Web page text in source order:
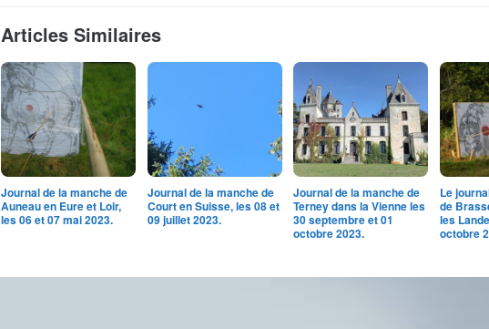
Articles Similaires
Journal de la manche de
Auneau en Eure et Loir,
les 06 et 07 mai 2023.
Journal de la manche de
Court en Suisse, les 08 et
09 juillet 2023.
Journal de la manche de
Terney dans la Vienne les
30 septembre et 01
octobre 2023.
Le
de
les
octobre